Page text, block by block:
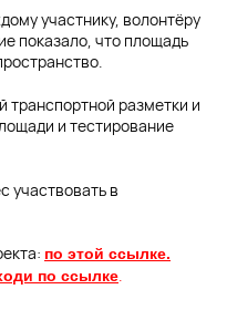
участнику, волонтёру
показало, что площадь
разметки и
и тестирование
участвовать в
по этой ссылке.
по ссылке.